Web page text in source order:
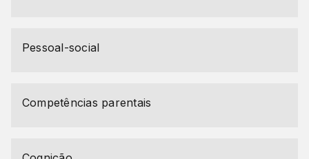
Pessoal-social
Competências parentais